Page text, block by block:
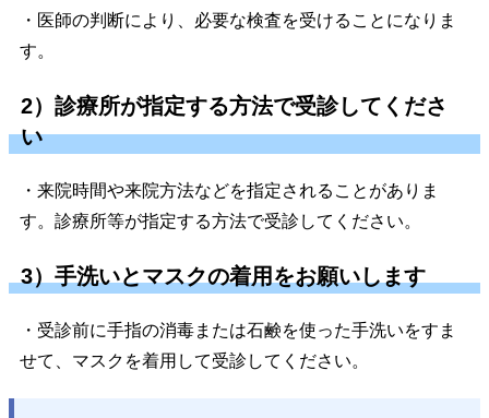
・医師の判断により、必要な検査を受けることになりま
す。
2）診療所が指定する方法で受診してくださ
い
・来院時間や来院方法などを指定されることがありま
す。診療所等が指定する方法で受診してください。
3）手洗いとマスクの着用をお願いします
・受診前に手指の消毒または石鹸を使った手洗いをすま
せて、マスクを着用して受診してください。